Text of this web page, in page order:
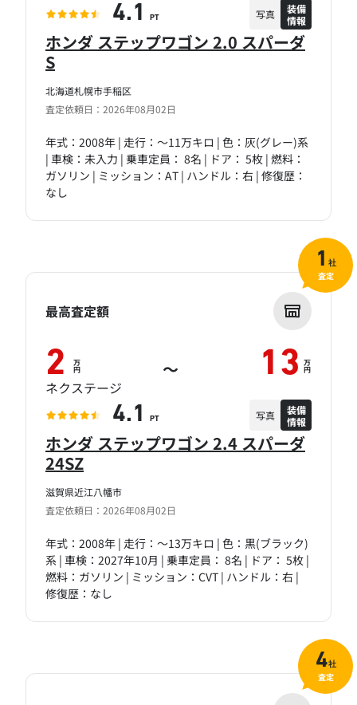
北海道札幌市手稲区
査定依頼日：2026年08月02日
ホンダ ステップワゴン 2.0 スパーダ
S
年式：2008年 | 走行：～11万キロ | 色：灰(グレー)系
| 車検：未入力 | 乗車定員： 8名 | ドア： 5枚 | 燃料：
ガソリン | ミッション：AT | ハンドル：右 | 修復歴：
なし
4.1 PT 写真
装備
情報
滋賀県近江八幡市
査定依頼日：2026年08月02日
ホンダ ステップワゴン 2.4 スパーダ
24SZ
年式：2008年 | 走行：～13万キロ | 色：黒(ブラック)
系 | 車検：2027年10月 | 乗車定員： 8名 | ドア： 5枚 |
燃料：ガソリン | ミッション：CVT | ハンドル：右 |
修復歴：なし
最高査定額
2 万
円 ～ 13 万
円
ネクステージ
4.1 PT 写真
装備
情報
1 社
査定
4社
査定